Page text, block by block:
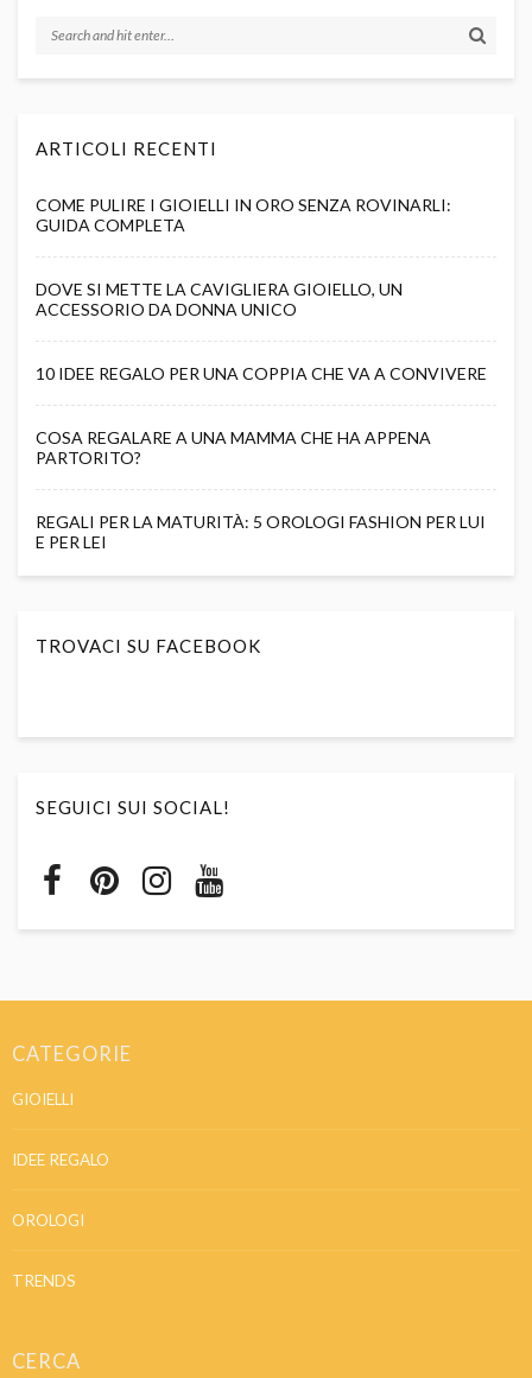
ARTICOLI RECENTI
COME PULIRE I GIOIELLI IN ORO SENZA ROVINARLI:
GUIDA COMPLETA
DOVE SI METTE LA CAVIGLIERA GIOIELLO, UN
ACCESSORIO DA DONNA UNICO
10 IDEE REGALO PER UNA COPPIA CHE VA A CONVIVERE
COSA REGALARE A UNA MAMMA CHE HA APPENA
PARTORITO?
REGALI PER LA MATURITÀ: 5 OROLOGI FASHION PER LUI
E PER LEI
TROVACI SU FACEBOOK
SEGUICI SUI SOCIAL!
CATEGORIE
GIOIELLI
IDEE REGALO
OROLOGI
TRENDS
CERCA